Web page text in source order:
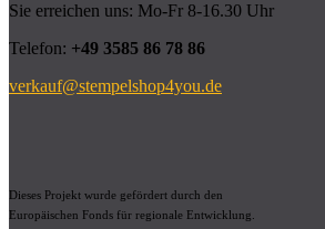
Sie erreichen uns: Mo-Fr 8-16.30 Uhr
Telefon: +49 3585 86 78 86
verkauf@stempelshop4you.de
Dieses Projekt wurde gefördert durch den
Europäischen Fonds für regionale Entwicklung.